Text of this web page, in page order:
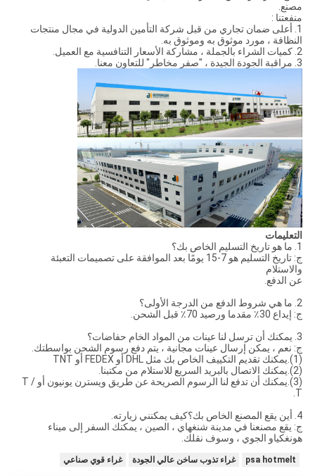
مصنع.
منفعتنا :
1. أعلى ضمان تجاري من قبل شركة التأمين الدولية في مجال منتجات
النظافة ، مورد موثوق به وموثوق به.
2. كميات الشراء بالجملة ، مشاركة الأسعار التنافسية مع العميل.
3. مراقبة الجودة الجيدة ، "صفر مخاطر" للتعاون معنا.
التعليمات
1. ما هو تاريخ التسليم الخاص بك؟
ج: تاريخ التسليم هو 7-15 يومًا بعد الموافقة على تصميمات التعبئة
والاستلام
عن الدفع.
2. ما هي شروط الدفع من الدرجة الأولى؟
ج: إيداع 30٪ مقدما ورصيد 70٪ قبل الشحن.
3. يمكنك أن ترسل لنا عينات من المواد الخام حفاضات؟
ج: نعم ، يمكن إرسال عينات مجانية ، يتم دفع رسوم الشحن بواسطتك.
(1).يمكنك تقديم التكييف الخاص بك مثل DHL أو FEDEX أو TNT
(2).يمكنك الاتصال بالبريد السريع للاستلام من مكتبنا.
(3).يمكنك أن تدفع لنا الرسوم الصريحة عن طريق ويسترن يونيون أو T /
T.
4. أين يقع المصنع الخاص بك؟كيف يمكنني زيارته.
ج: يقع مصنعنا في مدينة شنغهاي ، الصين ، يمكنك السفر إلى ميناء
هونغكياو الجوي ، وسوف نقلك.
psa hotmelt غراء تذوب ساخن عالي الجودة غراء قوي صناعي